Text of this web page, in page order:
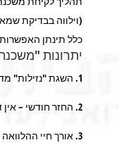
כלל תינתן
יתרונות
1. השגת "נזילות" מדירת מגורים בבעלות – כסף נזיל על דירת מגורים אשר נשארת בבעלות הלווה בשיעור מקסימלי של 20-50% משוויה.
2. החזר חודשי – אין דרישה להחזר חודשי וגם קיימת גם אפשרות ללווים לשלם את הריבית במהלך חיי ההלוואה ובכך להקטין את סכום החזר ההלוואה ביום פירעונה.
3. אורך חיי ההלוואה – משך חיי ההלוואה אינו מוגבל.